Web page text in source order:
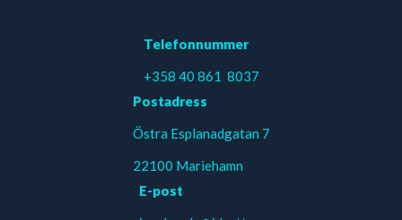
Telefonnummer
+358 40 861 8037
Postadress
Östra Esplanadgatan 7
22100 Mariehamn
E-post